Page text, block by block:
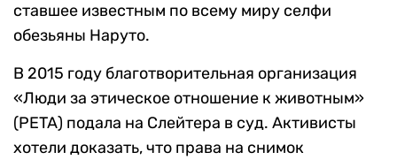
ставшее известным по всему миру селфи
обезьяны Наруто.
В 2015 году благотворительная организация
«Люди за этическое отношение к животным»
(PETA) подала на Слейтера в суд. Активисты
хотели доказать, что права на снимок